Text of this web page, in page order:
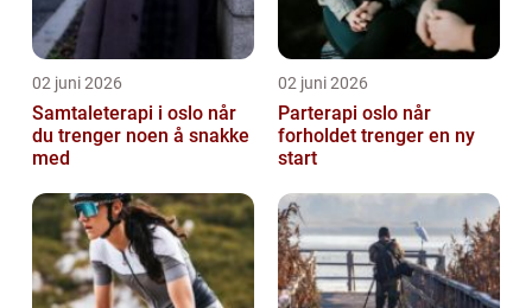
02 juni 2026
Samtaleterapi i oslo når
du trenger noen å snakke
med
02 juni 2026
Parterapi oslo når
forholdet trenger en ny
start